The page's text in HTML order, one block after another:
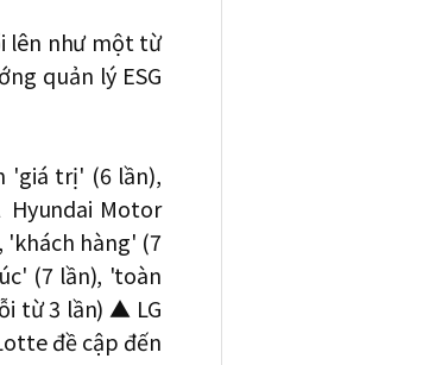
lên như một từ
quản lý ESG
'giá trị' (6 lần),
Motor
'khách hàng' (7
(7 lần), 'toàn
từ 3 lần) ▲ LG
đề cập đến